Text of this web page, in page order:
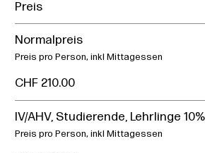
Preis
Normalpreis
Preis pro Person, inkl Mittagessen
CHF 210.00
IV/AHV, Studierende, Lehrlinge
Preis pro Person, inkl Mittagessen